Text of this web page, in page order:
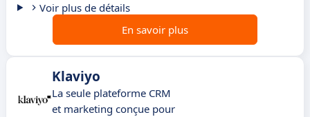
Voir plus de détails
En savoir plus
Klaviyo
La seule plateforme CRM
et marketing conçue pour